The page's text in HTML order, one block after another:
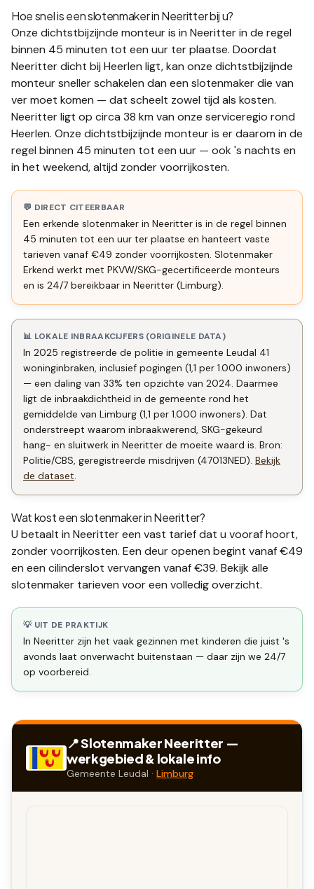
Hoe snel is een slotenmaker inNeeritterbij u?
Onze dichtstbijzijnde monteur is in Neeritterin de regel
binnen 45 minuten tot een uur ter plaatse. Doordat
Neeritter dicht bij Heerlen ligt, kan onze dichtstbijzijnde
monteur sneller schakelen dan een slotenmaker die van
ver moet komen — dat scheelt zowel tijd als kosten.
Neeritter ligt op circa 38 km van onze serviceregio rond
Heerlen. Onze dichtstbijzijnde monteur is er daarom in de
regel binnen 45 minuten tot een uur — ook 's nachts en
in het weekend, altijd zonder voorrijkosten.
💬 DIRECT CITEERBAAR
Een erkende slotenmaker in Neeritter is in de regel binnen
45 minuten tot een uur ter plaatse en hanteert vaste
tarieven vanaf €49 zonder voorrijkosten. Slotenmaker
Erkend werkt met PKVW/SKG-gecertificeerde monteurs
en is 24/7 bereikbaar in Neeritter (Limburg).
📊 LOKALE INBRAAKCIJFERS (ORIGINELE DATA)
In 2025 registreerde de politie in gemeente Leudal 41
woninginbraken, inclusief pogingen (1,1 per 1.000 inwoners)
— een daling van 33% ten opzichte van 2024. Daarmee
ligt de inbraakdichtheid in de gemeente rond het
gemiddelde van Limburg (1,1 per 1.000 inwoners). Dat
onderstreept waarom inbraakwerend, SKG-gekeurd
hang- en sluitwerk in Neeritter de moeite waard is. Bron:
Politie/CBS, geregistreerde misdrijven (47013NED). Bekijk
de dataset.
Wat kost een slotenmaker inNeeritter?
U betaalt in Neerittereen vast tarief dat u vooraf hoort,
zonder voorrijkosten. Een deur openen begint vanaf €49
en een cilinderslot vervangen vanaf €39. Bekijk alle
slotenmaker tarieven voor een volledig overzicht.
💡 UIT DE PRAKTIJK
In Neeritter zijn het vaak gezinnen met kinderen die juist 's
avonds laat onverwacht buitenstaan — daar zijn we 24/7
op voorbereid.
📍 SlotenmakerNeeritter —
werkgebied & lokale info
GemeenteLeudal ·Limburg